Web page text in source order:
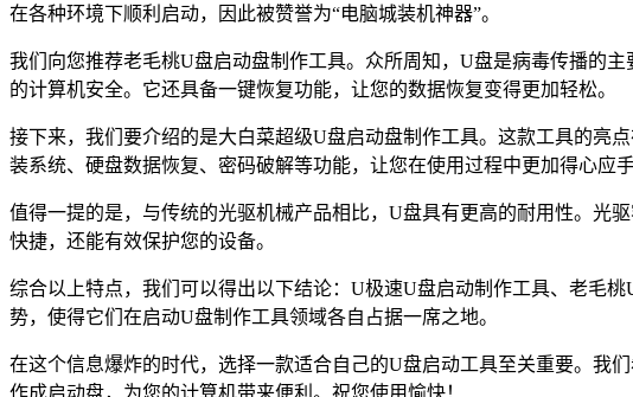
在各种环境下顺利启动，因此被赞誉为“电脑城装机神器”。
我们向您推荐老毛桃U盘启动盘制作工具。众所周知，U盘是病毒传播的
的计算机安全。它还具备一键恢复功能，让您的数据恢复变得更加轻松。
接下来，我们要介绍的是大白菜超级U盘启动盘制作工具。这款工具的亮
装系统、硬盘数据恢复、密码破解等功能，让您在使用过程中更加得心应手
值得一提的是，与传统的光驱机械产品相比，U盘具有更高的耐用性。光
快捷，还能有效保护您的设备。
综合以上特点，我们可以得出以下结论：U极速U盘启动制作工具、老毛
势，使得它们在启动U盘制作工具领域各自占据一席之地。
在这个信息爆炸的时代，选择一款适合自己的U盘启动工具至关重要。我